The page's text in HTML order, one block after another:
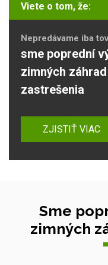
Viete o tom, že:
Nepredávame iba
sme poprední
zimných
zastrešenia
ZJISTIŤ VIAC
Sme
zimných